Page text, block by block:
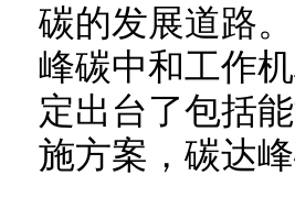
碳的发展道路
峰碳中和工作
定出台了包括
施方案，碳达